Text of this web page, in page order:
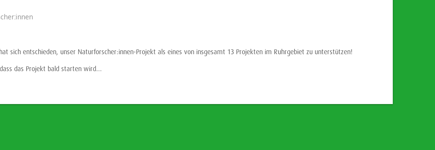
hat sich entschieden, unser Naturforscher:innen-Projekt als eines von insgesamt 13 Projekten im Ruhrgebiet zu unterstützen!
das Projekt bald starten wird…